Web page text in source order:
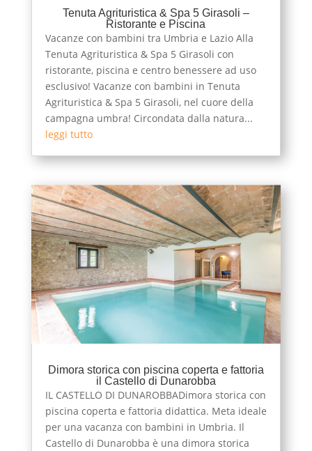
Tenuta Agrituristica & Spa 5 Girasoli –
Ristorante e Piscina
Vacanze con bambini tra Umbria e Lazio Alla
Tenuta Agrituristica & Spa 5 Girasoli con
ristorante, piscina e centro benessere ad uso
esclusivo! Vacanze con bambini in Tenuta
Agrituristica & Spa 5 Girasoli, nel cuore della
campagna umbra! Circondata dalla natura...
leggi tutto
Dimora storica con piscina coperta e fattoria
il Castello di Dunarobba
IL CASTELLO DI DUNAROBBADimora storica con
piscina coperta e fattoria didattica. Meta ideale
per una vacanza con bambini in Umbria. Il
Castello di Dunarobba è una dimora storica